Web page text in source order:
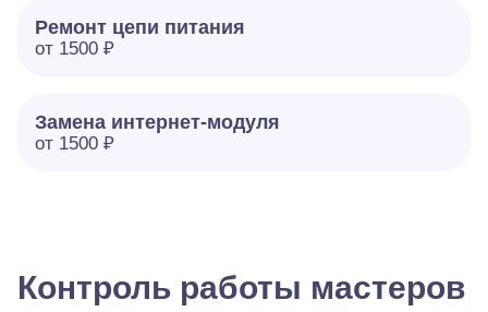
Ремонт цепи питания
от 1500 ₽
Замена интернет-модуля
от 1500 ₽
Контроль работы мастеров